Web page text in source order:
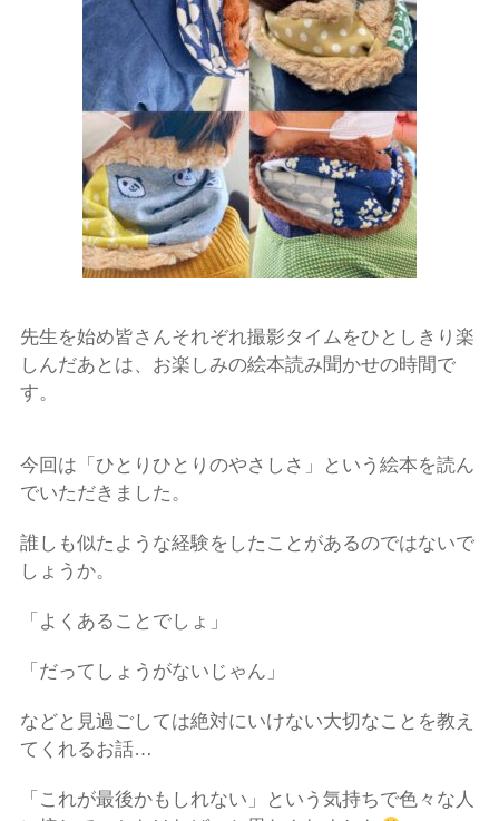
先生を始め皆さんそれぞれ撮影タイムをひとしきり楽
しんだあとは、お楽しみの絵本読み聞かせの時間で
す。
今回は「ひとりひとりのやさしさ」という絵本を読ん
でいただきました。
誰しも似たような経験をしたことがあるのではないで
しょうか。
「よくあることでしょ」
「だってしょうがないじゃん」
などと見過ごしては絶対にいけない大切なことを教え
てくれるお話…
「これが最後かもしれない」という気持ちで色々な人